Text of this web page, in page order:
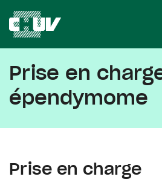
Prise en
épendymome
Prise en charge